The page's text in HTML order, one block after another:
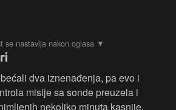
dva iznenađenja, pa evo i
misije sa sonde preuzela i
nekoliko minuta kasnije,